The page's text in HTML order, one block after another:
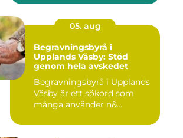
05. aug
Begravningsbyrå i
Upplands Väsby: Stöd
genom hela avskedet
Begravningsbyrå i Upplands
Väsby är ett sökord som
många använder n&...